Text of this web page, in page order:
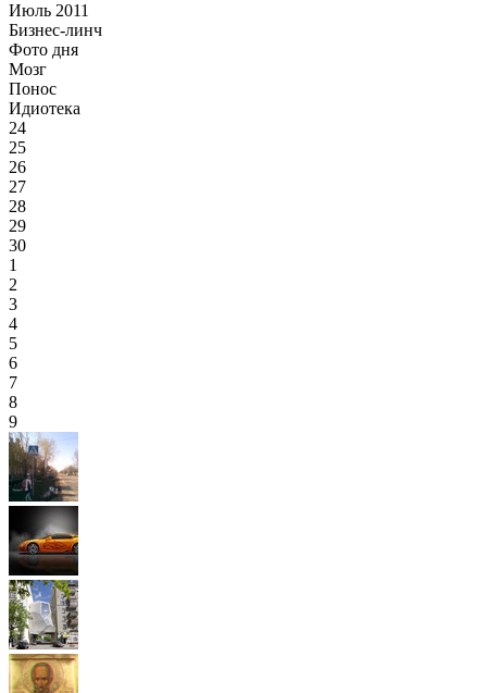
Июль 2011
Бизнес-линч
Фото дня
Мозг
Понос
Идиотека
24
25
26
27
28
29
30
1
2
3
4
5
6
7
8
9